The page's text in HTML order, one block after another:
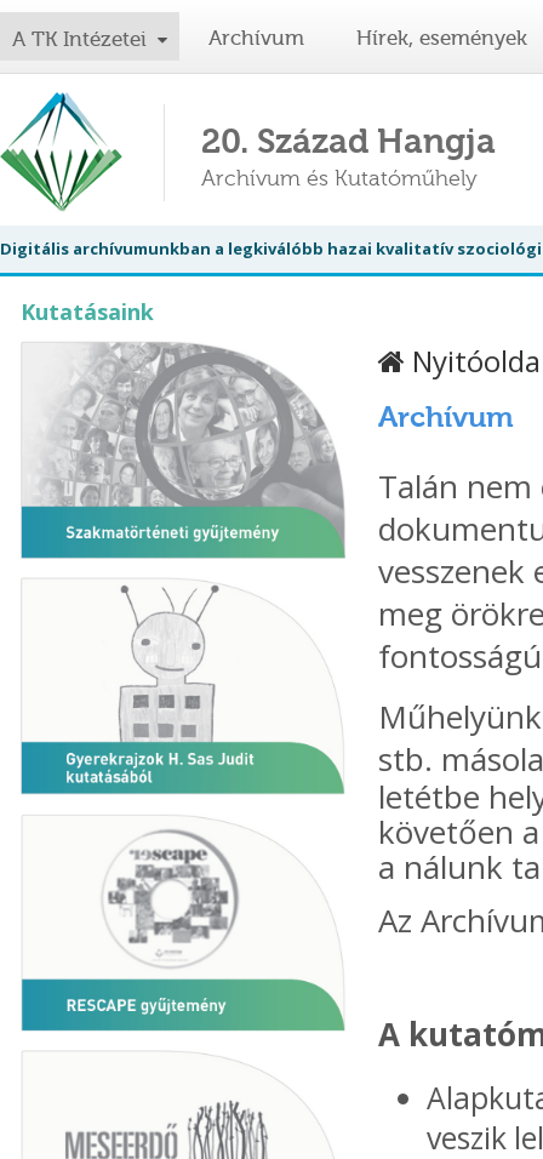
A TK Intézetei Archívum Hírek, események
20. Század Hangja
Archívum és Kutatóműhely
Digitális archívumunkban a legkiválóbb hazai kvalitatív
Kutatásaink
Archívum
Talán
vesszenek
meg
stb.
letétbe
követően
a nálunk
Az
A
veszik